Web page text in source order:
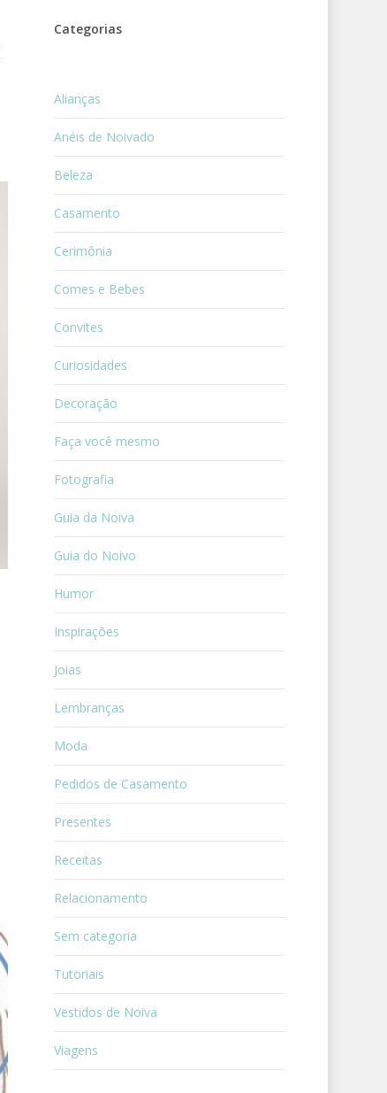
Categorias
Alianças
Anéis de Noivado
Beleza
Casamento
Cerimônia
Comes e Bebes
Convites
Curiosidades
Decoração
Faça você mesmo
Fotografia
Guia da Noiva
Guia do Noivo
Humor
Inspirações
Joias
Lembranças
Moda
Pedidos de Casamento
Presentes
Receitas
Relacionamento
Sem categoria
Tutoriais
Vestidos de Noiva
Viagens